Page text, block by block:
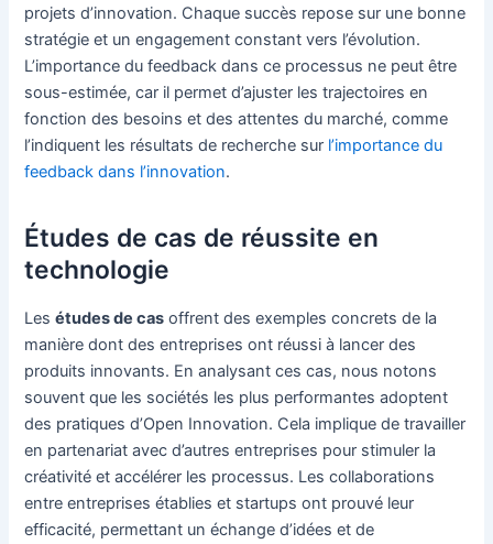
projets d’innovation. Chaque succès repose sur une bonne
stratégie et un engagement constant vers l’évolution.
L’importance du feedback dans ce processus ne peut être
sous-estimée, car il permet d’ajuster les trajectoires en
fonction des besoins et des attentes du marché, comme
l’indiquent les résultats de recherche sur l’importance du
feedback dans l’innovation.
Études de cas de réussite en
technologie
Lesétudes de cas offrent des exemples concrets de la
manière dont des entreprises ont réussi à lancer des
produits innovants. En analysant ces cas, nous notons
souvent que les sociétés les plus performantes adoptent
des pratiques d’Open Innovation. Cela implique de travailler
en partenariat avec d’autres entreprises pour stimuler la
créativité et accélérer les processus. Les collaborations
entre entreprises établies et startups ont prouvé leur
efficacité, permettant un échange d’idées et de